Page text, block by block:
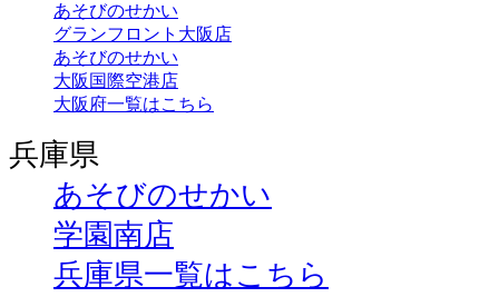
あそびのせかい
グランフロント大阪店
あそびのせかい
大阪国際空港店
大阪府一覧はこちら
兵庫県
あそびのせかい
学園南店
兵庫県一覧はこちら